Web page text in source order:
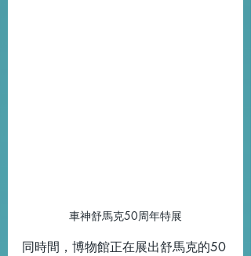
車神舒馬克50周年特展
同時間，博物館正在展出舒馬克的50